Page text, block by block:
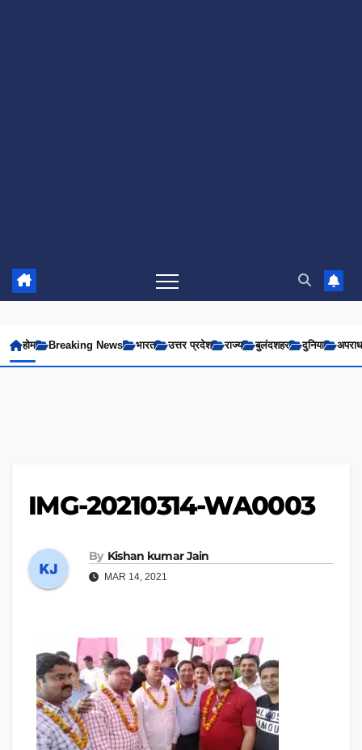
होम Breaking News भारत उत्तर प्रदेश राज्य बुलंदशहर दुनिया अपराध
IMG-20210314-WA0003
By Kishan kumar Jain
MAR 14, 2021